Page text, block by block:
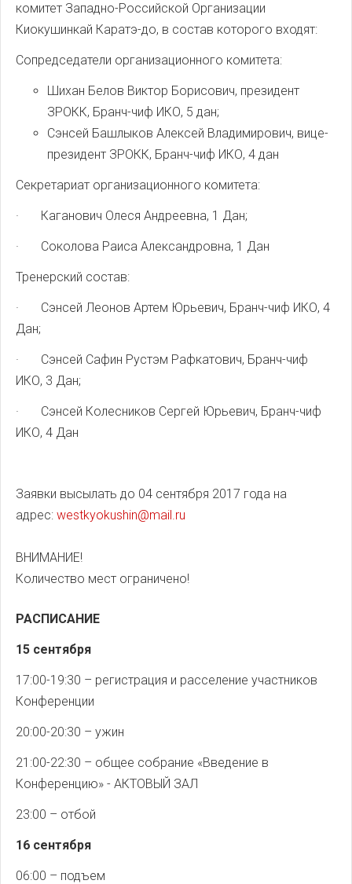
комитет Западно-Российской Организации
Киокушинкай Каратэ-до, в состав которого входят:
Сопредседатели организационного комитета:
Шихан Белов Виктор Борисович, президент
ЗРОКК, Бранч-чиф ИКО, 5 дан;
Сэнсей Башлыков Алексей Владимирович, вице-
президент ЗРОКК, Бранч-чиф ИКО, 4 дан
Секретариат организационного комитета:
· Каганович Олеся Андреевна, 1 Дан;
· Соколова Раиса Александровна, 1 Дан
Тренерский состав:
· Сэнсей Леонов Артем Юрьевич, Бранч-чиф ИКО, 4
Дан;
· Сэнсей Сафин Рустэм Рафкатович, Бранч-чиф
ИКО, 3 Дан;
· Сэнсей Колесников Сергей Юрьевич, Бранч-чиф
ИКО, 4 Дан
Заявки высылать до 04 сентября 2017 года на
адрес: westkyokushin@mail.ru
ВНИМАНИЕ!
Количество мест ограничено!
РАСПИСАНИЕ
15 сентября
17:00-19:30 – регистрация и расселение участников
Конференции
20:00-20:30 – ужин
21:00-22:30 – общее собрание «Введение в
Конференцию» - АКТОВЫЙ ЗАЛ
23:00 – отбой
16 сентября
06:00 – подъем